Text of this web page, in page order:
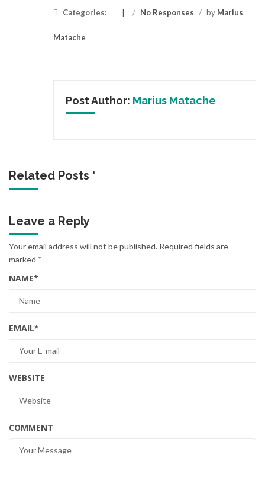
Categories: / No Responses / by Marius
Matache
Post Author: Marius Matache
Related Posts '
Leave a Reply
Your email address will not be published. Required fields are
marked *
NAME*
EMAIL*
WEBSITE
COMMENT